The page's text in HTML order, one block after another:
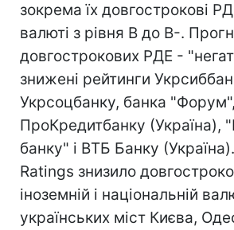
зокрема їх довгострокові
валюті з рівня В до В-.
довгострокових РДЕ -
знижені рейтинги
Укрсоцбанку, банка "Форум",
ПроКредитбанку (Україна),
банку" і ВТБ Банку
Ratings знизило
іноземній і національній
українських міст Києва,